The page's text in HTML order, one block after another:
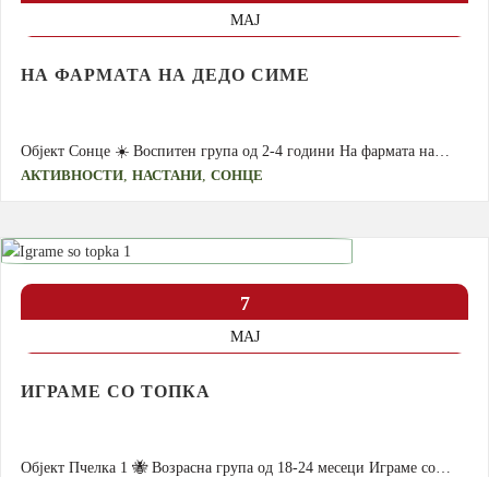
МАЈ
НА ФАРМАТА НА ДЕДО СИМЕ
Објект Сонце ☀️ Воспитен група од 2-4 години На фармата на…
АКТИВНОСТИ, НАСТАНИ, СОНЦЕ
7
МАЈ
ИГРАМЕ СО ТОПКА
Објект Пчелка 1 🐝 Возрасна група од 18-24 месеци Играме со…